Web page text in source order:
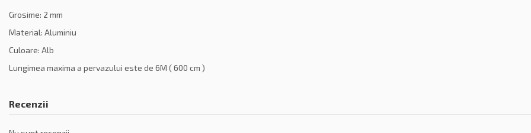
Grosime: 2 mm
Material: Aluminiu
Culoare: Alb
Lungimea maxima a pervazului este de 6M ( 600 cm )
Recenzii